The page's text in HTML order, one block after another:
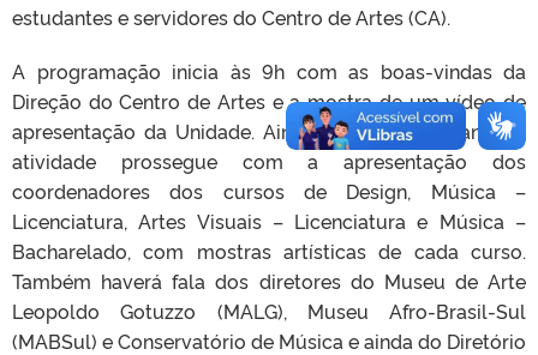
estudantes e servidores do Centro de Artes (CA).
A programação inicia às 9h com as boas-vindas da
Direção do Centro de Artes e a mostra de um vídeo de
apresentação da Unidade. Ainda na parte da manhã, a
atividade prossegue com a apresentação dos
coordenadores dos cursos de Design, Música –
Licenciatura, Artes Visuais – Licenciatura e Música –
Bacharelado, com mostras artísticas de cada curso.
Também haverá fala dos diretores do Museu de Arte
Leopoldo Gotuzzo (MALG), Museu Afro-Brasil-Sul
(MABSul) e Conservatório de Música e ainda do Diretório